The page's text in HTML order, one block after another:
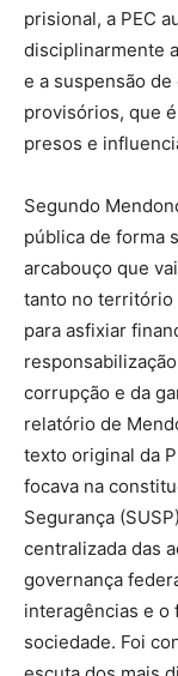
prisional, a PEC
disciplinarmente
e a suspensão
provisórios, que
presos e
Segundo
pública de forma
arcabouço que
tanto no território
para asfixiar
corrupção e da
relatório de
texto original da
focava na
Segurança
centralizada das
governança
interagências e o
sociedade. Foi